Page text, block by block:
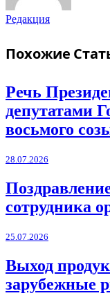
Редакция
Похожие
Речь
депутатами
восьмого
28.07.2026
сотрудника
25.07.2026
Выход
зарубежные